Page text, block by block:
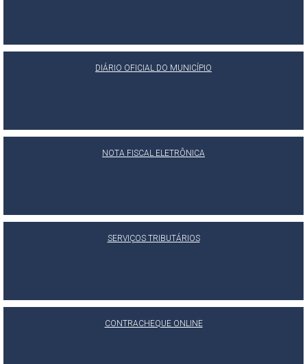
DIÁRIO OFICIAL DO MUNICÍPIO
NOTA FISCAL ELETRÔNICA
SERVIÇOS TRIBUTÁRIOS
CONTRACHEQUE ONLINE